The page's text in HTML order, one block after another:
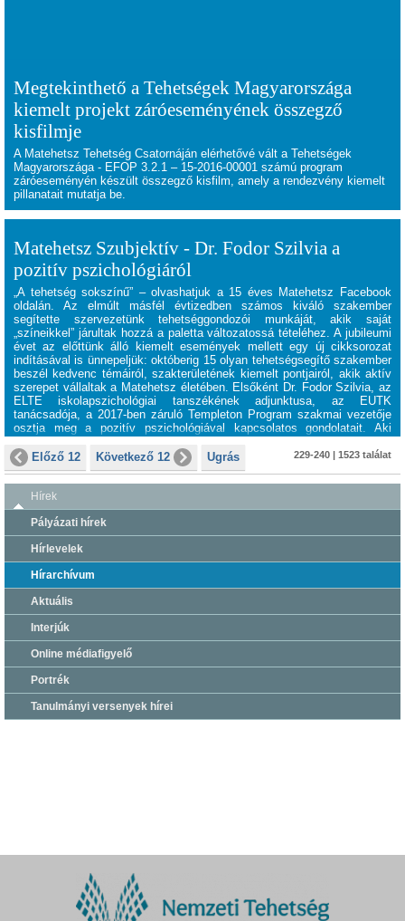
Megtekinthető a Tehetségek Magyarországa
kiemelt projekt záróeseményének összegző
kisfilmje
A Matehetsz Tehetség Csatornáján elérhetővé vált a Tehetségek
Magyarországa - EFOP 3.2.1 – 15-2016-00001 számú program
záróeseményén készült összegző kisfilm, amely a rendezvény kiemelt
pillanatait mutatja be.
Matehetsz Szubjektív - Dr. Fodor Szilvia a
pozitív pszichológiáról
„A tehetség sokszínű” – olvashatjuk a 15 éves Matehetsz Facebook
oldalán. Az elmúlt másfél évtizedben számos kiváló szakember
segítette szervezetünk tehetséggondozói munkáját, akik saját
„színeikkel” járultak hozzá a paletta változatossá tételéhez. A jubileumi
évet az előttünk álló kiemelt események mellett egy új cikksorozat
indításával is ünnepeljük: októberig 15 olyan tehetségsegítő szakember
beszél kedvenc témáiról, szakterületének kiemelt pontjairól, akik aktív
szerepet vállaltak a Matehetsz életében. Elsőként Dr. Fodor Szilvia, az
ELTE iskolapszichológiai tanszékének adjunktusa, az EUTK
tanácsadója, a 2017-ben záruló Templeton Program szakmai vezetője
osztja meg a pozitív pszichológiával kapcsolatos gondolatait. Aki
Tehetségközpont igazgatója.
Előző 12 Következő 12 Ugrás 229-240 | 1523 találat
Hírek
Pályázati hírek
Hírlevelek
Hírarchívum
Aktuális
Interjúk
Online médiafigyelő
Portrék
Tanulmányi versenyek hírei